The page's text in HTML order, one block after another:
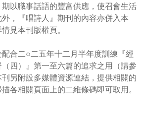
以職事話語的豐富供應，使召會生活
，『唱詩人』期刊的內容亦併入本
見本刊版權頁。
合二○二五年十二月半年度訓練『經
四）』第一至六篇的追求之用（請參
另附設多媒體資源連結，提供相關的
各相關頁面上的二維條碼即可取用。